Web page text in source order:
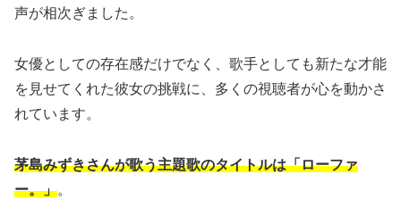
声が相次ぎました。
女優としての存在感だけでなく、歌手としても新たな才能
を見せてくれた彼女の挑戦に、多くの視聴者が心を動かさ
れています。
茅島みずきさんが歌う主題歌のタイトルは「ローファ
ー。」。